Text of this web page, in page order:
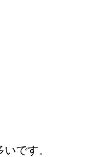
です。